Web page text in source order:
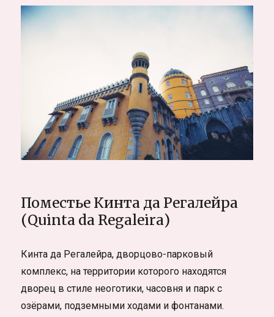
Поместье Кинта да Регалейра
(Quinta da Regaleira)
Кинта да Регалейра, дворцово-парковый
комплекс, на территории которого находятся
дворец в стиле неоготики, часовня и парк с
озёрами, подземными ходами и фонтанами.